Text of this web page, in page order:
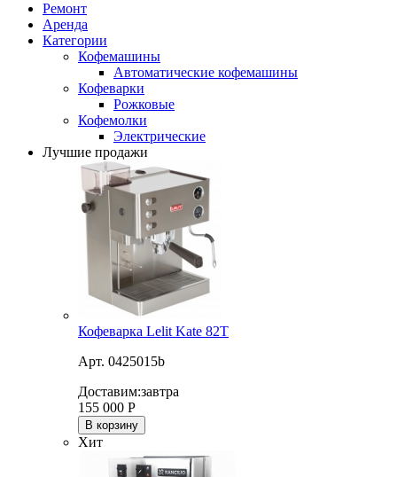
Ремонт
Аренда
Категории
Кофемашины
Автоматические кофемашины
Кофеварки
Рожковые
Кофемолки
Электрические
Лучшие продажи
Кофеварка Lelit Kate 82T
Арт. 0425015b
Доставим:завтра
155 000 Р
В корзину
Хит